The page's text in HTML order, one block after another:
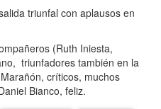
triunfal con aplausos en
(Ruth Iniesta,
triunfadores también en la
críticos, muchos
Bianco, feliz.